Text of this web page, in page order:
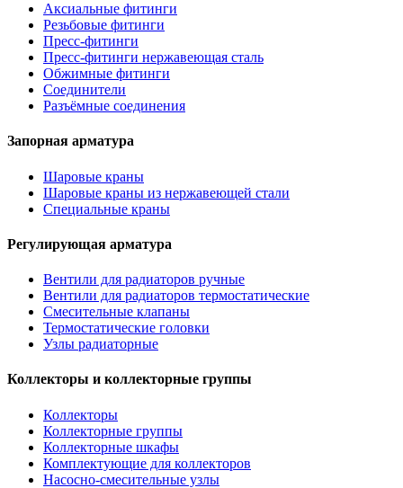
Аксиальные фитинги
Резьбовые фитинги
Пресс-фитинги
Пресс-фитинги нержавеющая сталь
Обжимные фитинги
Соединители
Разъёмные соединения
Запорная арматура
Шаровые краны
Шаровые краны из нержавеющей стали
Специальные краны
Регулирующая арматура
Вентили для радиаторов ручные
Вентили для радиаторов термостатические
Смесительные клапаны
Термостатические головки
Узлы радиаторные
Коллекторы и коллекторные группы
Коллекторы
Коллекторные группы
Коллекторные шкафы
Комплектующие для коллекторов
Насосно-смесительные узлы